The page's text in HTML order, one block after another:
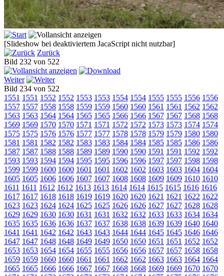
[Slideshow bei deaktiviertem JacaScript nicht nutzbar]
Zurück
Bild 232 von 522
Weiter
Bild 234 von 522
1551 1551 1552 1552 1553 1553 1554 1554 1555 1555 1556 1556
1557 1557 1558 1558 1559 1559 1560 1560 1561 1561 1562 1562
1563 1563 1564 1564 1565 1565 1566 1566 1567 1567 1568 1568
1569 1569 1570 1570 1571 1571 1572 1572 1573 1573 1574 1574
1575 1575 1576 1576 1577 1577 1578 1578 1579 1579 1580 1580
1581 1581 1582 1582 1583 1583 1584 1584 1585 1585 1586 1586
1587 1587 1588 1588 1589 1589 1590 1590 1591 1591 1592 1592
1593 1593 1594 1594 1595 1595 1596 1596 1597 1597 1598 1598
1599 1599 1600 1600 1601 1601 1602 1602 1603 1603 1604 1604
1605 1605 1606 1606 1607 1607 1608 1608 1609 1609 1610 1610
1611 1611 1612 1612 1613 1613 1614 1614 1615 1615 1616 1616
1617 1617 1618 1618 1619 1619 1620 1620 1621 1621 1622 1622
1623 1623 1624 1624 1625 1625 1626 1626 1627 1627 1628 1628
1629 1629 1630 1630 1631 1631 1632 1632 1633 1633 1634 1634
1635 1635 1636 1636 1637 1637 1638 1638 1639 1639 1640 1640
1641 1641 1642 1642 1643 1643 1644 1644 1645 1645 1646 1646
1647 1647 1648 1648 1649 1649 1650 1650 1651 1651 1652 1652
1653 1653 1654 1654 1655 1655 1656 1656 1657 1657 1658 1658
1659 1659 1660 1660 1661 1661 1662 1662 1663 1663 1664 1664
1665 1665 1666 1666 1667 1667 1668 1668 1669 1669 1670 1670